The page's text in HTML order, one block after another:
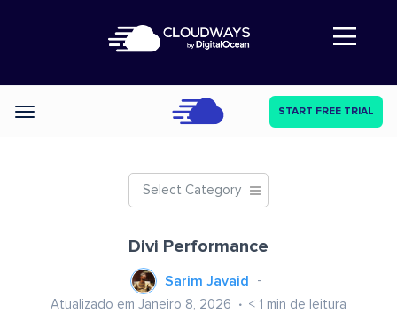
Abre a navegação
Categories START FREE TRIAL
Select Category
Divi Performance
Sarim Javaid
Atualizado em Janeiro 8, 2026 < 1 min de leitura